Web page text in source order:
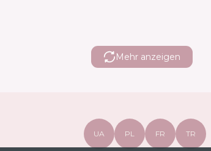
Mehr anzeigen
UA PL FR TR